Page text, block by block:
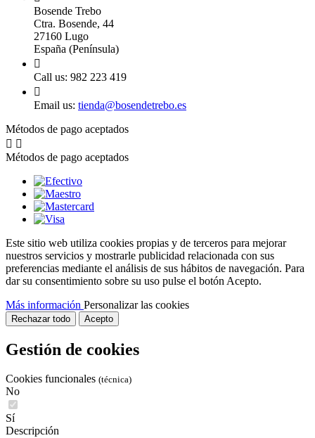
Bosende Trebo
Ctra. Bosende, 44
27160 Lugo
España (Península)

Call us: 982 223 419

Email us: tienda@bosendetrebo.es
Métodos de pago aceptados
 
Métodos de pago aceptados
Este sitio web utiliza cookies propias y de terceros para mejorar
nuestros servicios y mostrarle publicidad relacionada con sus
preferencias mediante el análisis de sus hábitos de navegación. Para
dar su consentimiento sobre su uso pulse el botón Acepto.
Más información Personalizar las cookies
Rechazar todo Acepto
Gestión de cookies
Cookies funcionales (técnica)
No
Sí
Descripción